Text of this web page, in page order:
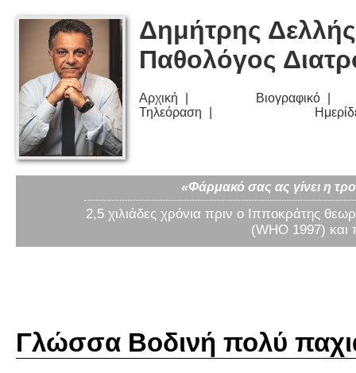
Δημήτρης
Παθολόγος
Αρχική
Βιογραφικό
Τηλεόραση
«Φάρμακό σας ας γίνει η
2,5 χιλιάδες χρόνια πριν ο Ιπποκράτης
(WHO 1997) και
Γλώσσα Βοδινή πολύ